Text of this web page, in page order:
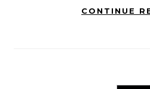
CONTINUE